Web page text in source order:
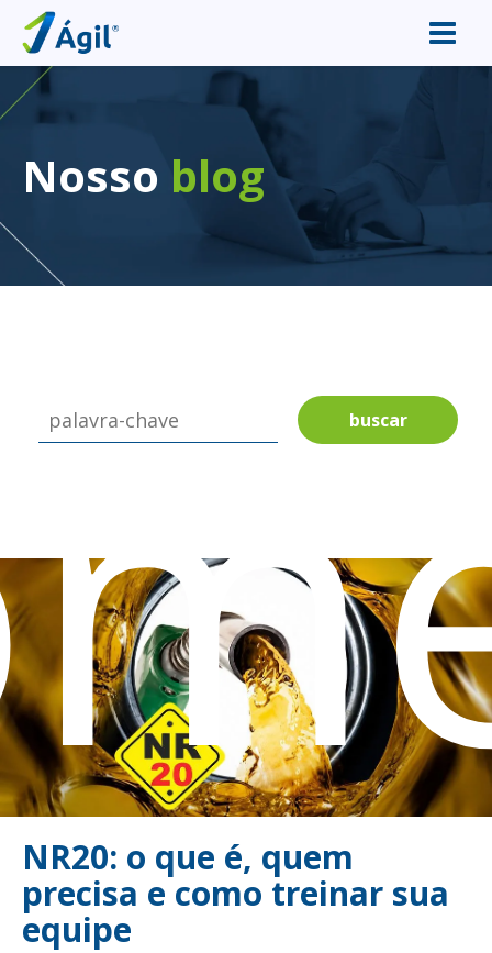
Nosso blog
buscar
NR20: o que é, quem
precisa e como treinar sua
equipe